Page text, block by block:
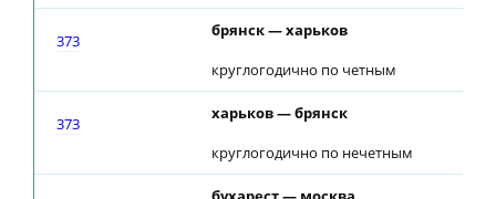
373
брянск — харьков
круглогодично по четным
373
харьков — брянск
круглогодично по нечетным